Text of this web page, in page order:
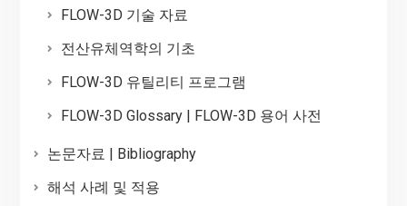
FLOW-3D 기술 자료
전산유체역학의 기초
FLOW-3D 유틸리티 프로그램
FLOW-3D Glossary | FLOW-3D 용어 사전
논문자료 | Bibliography
해석 사례 및 적용